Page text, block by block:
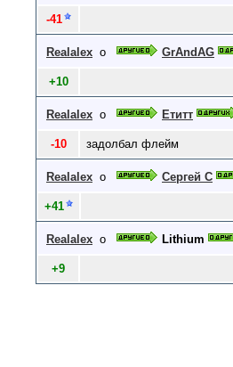
-41
Realalex о GrAndAG
+10
Realalex о Етитт
-10 задолбал флейм
Realalex о Сергей С
+41
Realalex о Lithium
+9